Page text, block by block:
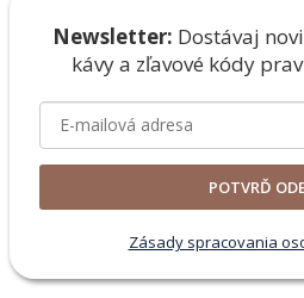
Newsletter: Dostávaj
kávy a zľavové kódy
POTVRĎ
Zásady spracovania